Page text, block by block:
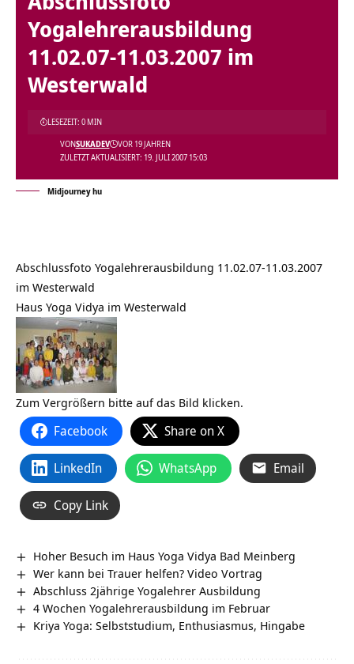
Yogalehrerausbildung
11.02.07-11.03.2007 im
Westerwald
ZULETZT AKTUALISIERT: 19. JULI 2007 15:03
VONSUKADEV VOR 19 JAHREN
LESEZEIT: 0 MIN
Midjourney hu
Abschlussfoto Yogalehrerausbildung 11.02.07-11.03.2007
im Westerwald
Haus Yoga Vidya im Westerwald
Zum Vergrößern bitte auf das Bild klicken.
Facebook Share on X
LinkedIn WhatsApp Email
Copy Link
Hoher Besuch im Haus Yoga Vidya Bad Meinberg
Wer kann bei Trauer helfen? Video Vortrag
Abschluss 2jährige Yogalehrer Ausbildung
4 Wochen Yogalehrerausbildung im Februar
Kriya Yoga: Selbststudium, Enthusiasmus, Hingabe